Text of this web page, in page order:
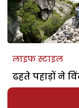
लाइफ स्टाइल
ढहते पहाड़ों ने